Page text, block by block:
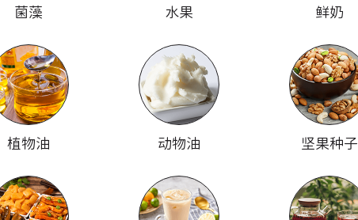
菌藻 水果 鲜奶
植物油 动物油 坚果种子